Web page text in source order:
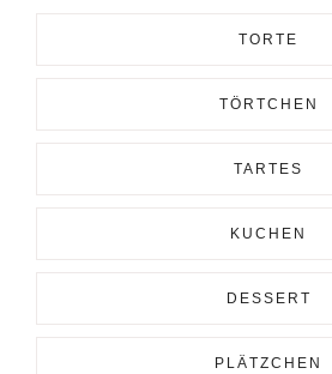
TORTE
TÖRTCHEN
TARTES
KUCHEN
DESSERT
PLÄTZCHEN